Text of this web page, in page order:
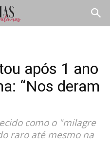
após 1 ano
“Nos deram
como o "milagre
raro até mesmo na